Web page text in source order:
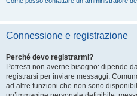
Connessione e registrazione
Perché devo registrarmi?
Potresti non averne bisogno: dipende
registrarsi per inviare messaggi.
ad altre funzioni che non sono